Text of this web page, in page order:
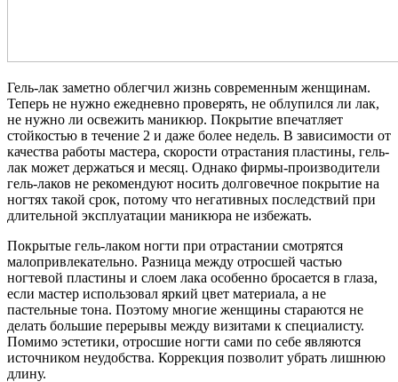
Гель-лак заметно облегчил жизнь современным женщинам.
Теперь не нужно ежедневно проверять, не облупился ли лак,
не нужно ли освежить маникюр. Покрытие впечатляет
стойкостью в течение 2 и даже более недель. В зависимости от
качества работы мастера, скорости отрастания пластины, гель-
лак может держаться и месяц. Однако фирмы-производители
гель-лаков не рекомендуют носить долговечное покрытие на
ногтях такой срок, потому что негативных последствий при
длительной эксплуатации маникюра не избежать.
Покрытые гель-лаком ногти при отрастании смотрятся
малопривлекательно. Разница между отросшей частью
ногтевой пластины и слоем лака особенно бросается в глаза,
если мастер использовал яркий цвет материала, а не
пастельные тона. Поэтому многие женщины стараются не
делать большие перерывы между визитами к специалисту.
Помимо эстетики, отросшие ногти сами по себе являются
источником неудобства. Коррекция позволит убрать лишнюю
длину.